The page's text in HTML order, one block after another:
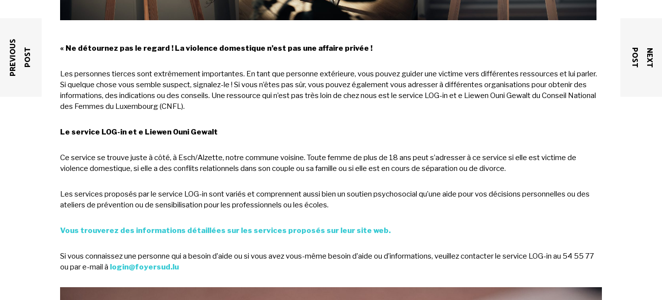
« Ne détournez pas le regard ! La violence domestique n’est pas une affaire privée !
Les personnes tierces sont extrêmement importantes. En tant que personne extérieure, vous pouvez guider une victime vers différentes ressources et lui parler.
Si quelque chose vous semble suspect, signalez-le ! Si vous n’êtes pas sûr, vous pouvez également vous adresser à différentes organisations pour obtenir des
informations, des indications ou des conseils. Une ressource qui n’est pas très loin de chez nous est le service LOG-in et e Liewen Ouni Gewalt du Conseil National
des Femmes du Luxembourg (CNFL).
Le service LOG-in et e Liewen Ouni Gewalt
Ce service se trouve juste à côté, à Esch/Alzette, notre commune voisine. Toute femme de plus de 18 ans peut s’adresser à ce service si elle est victime de
violence domestique, si elle a des conflits relationnels dans son couple ou sa famille ou si elle est en cours de séparation ou de divorce.
Les services proposés par le service LOG-in sont variés et comprennent aussi bien un soutien psychosocial qu’une aide pour vos décisions personnelles ou des
ateliers de prévention ou de sensibilisation pour les professionnels ou les écoles.
Vous trouverez des informations détaillées sur les services proposés sur leur site web.
Si vous connaissez une personne qui a besoin d’aide ou si vous avez vous-même besoin d’aide ou d’informations, veuillez contacter le service LOG-in au 54 55 77
ou par e-mail à login@foyersud.lu
P
R
E
V
I
O
U
S
P
O
S T N
E
X
T
P
O
S
T